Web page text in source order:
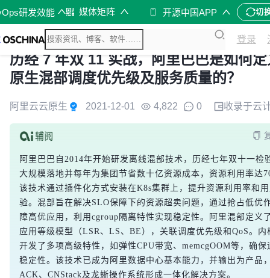
研发效能 媒体矩阵 开源中国APP 切
登录
历经 7 年双 11 实战，阿里巴巴是如何
原生混部调度优先级及服务质量的？
阿里云云原生 2021-12-01 4,822 0 收录于云
阿里巴巴自2014年开始研发离线混部技术，历经七年双十一检
大规模落地并每年为集团节省数十亿资源成本，资源利用率达
该技术通过插件化方式安装在K8s集群上，提升资源利用率和
验。混部旨在解决SLO保障下的资源超卖问题，通过抢占低优
障高优应用，利用cgroup隔离特性实现稳定性。阿里混部定义
应用等级模型（LSR、LS、BE），关联调度优先级和QoS。内
开发了多项高级特性，如弹性CPU带宽、memcgOOM等，确保
稳定性。该技术已成为阿里数据中心基本能力，并输出为产品
ACK、CNStack及龙蜥操作系统形成一体化解决方案。